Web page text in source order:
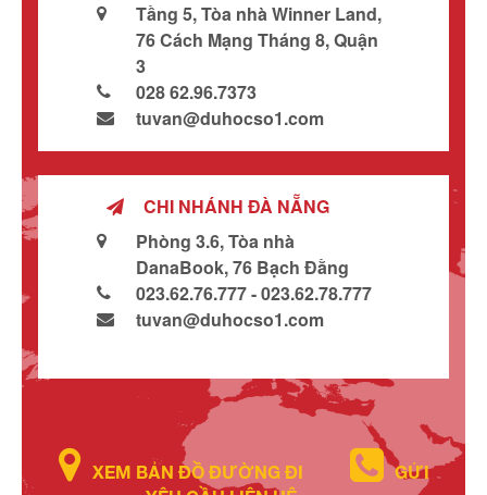
Tầng 5, Tòa nhà Winner Land,
76 Cách Mạng Tháng 8, Quận
3
028 62.96.7373
tuvan@duhocso1.com
CHI NHÁNH ĐÀ NẴNG
Phòng 3.6, Tòa nhà
DanaBook, 76 Bạch Đằng
023.62.76.777 - 023.62.78.777
tuvan@duhocso1.com
XEM BẢN ĐỒ ĐƯỜNG ĐI
GỬI